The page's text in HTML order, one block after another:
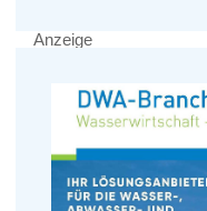
Anzeige